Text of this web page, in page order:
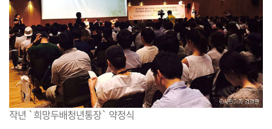
작년 `희망두배청년통장` 약정식